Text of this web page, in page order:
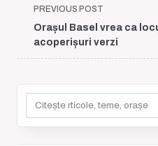
<span
class="nav-
subtitle
screen-
text">Page</span>
PREVIOUS POST
Orașul Basel vrea ca
acoperișuri verzi